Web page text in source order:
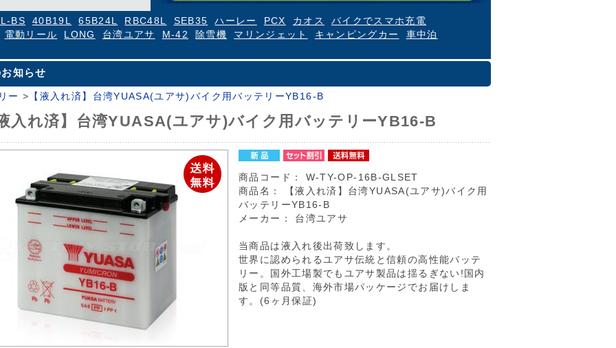
BS 40B19L 65B24L RBC48L SEB35 ハーレー PCX カオス
バイクでスマホ充電
電動リール
LONG 台湾ユアサ M-42 除雪機 マリンジェット キャンピングカー 車中泊
知らせ
ー > 【液入れ済】台湾YUASA(ユアサ)バイク用バッテリーYB16-B
入れ済】台湾YUASA(ユアサ)バイク用バッテリーYB16-B
商品コード：
W-TY-OP-16B-GLSET
商品名：
【液入れ済】台湾YUASA(ユアサ)バイク用
バッテリーYB16-B
メーカー：
台湾ユアサ
当商品は液入れ後出荷致します。
世界に認められるユアサ伝統と信頼の高性能バッテ
リー。国外工場製でもユアサ製品は揺るぎない!国内
版と同等品質、海外市場パッケージでお届けしま
す。(6ヶ月保証)